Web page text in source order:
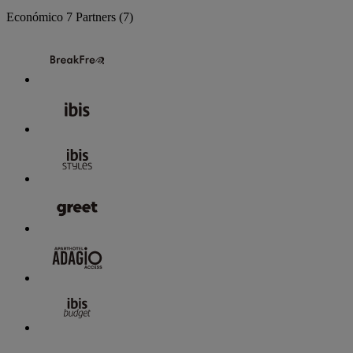
Económico 7 Partners (7)